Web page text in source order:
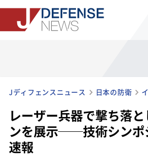
Jディフェンスニュース 日本の防衛
レーザー兵器で撃ち落
ンを展示──技術シンポ
速報